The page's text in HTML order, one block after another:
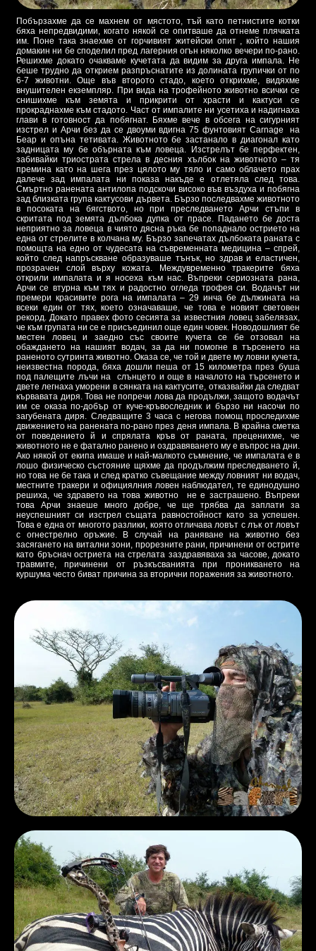
Побързахме да се махнем от мястото, тъй като петнистите котки
бяха непредвидими, когато някой се опитваше да отнеме плячката
им. Поне така знаехме от горчивият житейски опит , който нашия
домакин ни бе споделил пред лагерния огън няколко вечери по-рано.
Решихме докато очакваме кучетата да видим за друга импала. Не
беше трудно да открием разпръснатите из долината групички от по
6-7 животни. Още във второто стадо, което открихме, видяхме
внушителен екземпляр. При вида на трофейното животно всички се
снишихме към земята и прикрити от храсти и кактуси се
прокраднахме към стадото. Част от импалите ни усетиха и надигнаха
глави в готовност да побягнат. Бяхме вече в обсега на сигурният
изстрел и Арчи без да се двоуми вдигна 75 фунтовият Carnage на
Беар и опъна тетивата. Животното бе застанало в диагонал като
задницата му бе обърната към ловеца. Изстрелът бе перфектен,
забивайки триострата стрела в десния хълбок на животното – тя
премина като на шега през цялото му тяло и само облачето прах
далече зад импалата ни показа накъде е отлетяла след това.
Смъртно ранената антилопа подскочи високо във въздуха и побягна
зад близката група кактусови дървета. Бързо последвахме животното
в посоката на бягството, но при преследването Арчи стъпи в
скритата под земята дълбока дупка от прасе. Падането бе доста
неприятно за ловеца в чиято дясна ръка бе попаднало острието на
една от стрелите в колчана му. Бързо запечатах дълбоката раната с
помощта на едно от чудесата на съвременната медицина – спрей,
който след напръскване образуваше тънък, но здрав и еластичен,
прозрачен слой върху кожата. Междувременно тракерите бяха
открили импалата и я носеха към нас. Въпреки сериозната рана,
Арчи се втурна към тях и радостно огледа трофея си. Водачът ни
премери красивите рога на импалата – 29 инча бе дължината на
всеки един от тях, което означаваше, че това е новият световен
рекорд. Докато правех фото сесията за известния ловец забелязах,
че към групата ни се е присъединил още един човек. Новодошлият бе
местен ловец и заедно със своите кучета се бе отзовал на
обаждането на нашият водач, за да ни помогне в търсенето на
раненото сутринта животно. Оказа се, че той и двете му ловни кучета,
неизвестна порода, бяха дошли пеша от 15 километра през буша
под палещите лъчи на слънцето и още в началото на търсенето и
двете легнаха уморени в сянката на кактусите, отказвайки да следват
кървавата диря. Това не попречи лова да продължи, защото водачът
им се оказа по-добър от куче-кръвоследник и бързо ни насочи по
загубената диря. Следващите 3 часа с негова помощ проследихме
движението на ранената по-рано през деня импала. В крайна сметка
от поведението й и спрялата кръв от раната, преценихме, че
животното не е фатално ранено и оздравяването му е въпрос на дни.
Ако някой от екипа имаше и най-малкото съмнение, че импалата е в
лошо физическо състояние щяхме да продължим преследването й,
но това не бе така и след кратко съвещание между ловният ни водач,
местните тракери и официялния ловен наблюдател, те единодушно
решиха, че здравето на това животно не е застрашено. Въпреки
това Арчи знаеше много добре, че ще трябва да заплати за
неуспешният си изстрел същата равностойност като за успешен.
Това е една от многото разлики, която отличава ловът с лък от ловът
с огнестрелно оръжие. В случай на раняване на животно без
засягането на витални зони, прорезните рани, причинени от острите
като бръснач остриета на стрелата заздравяваха за часове, докато
травмите, причинени от ръзкъсванията при проникването на
куршума често биват причина за вторични поражения за животното.